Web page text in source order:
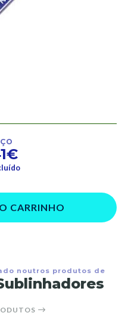
CARRINHO
noutros produtos de